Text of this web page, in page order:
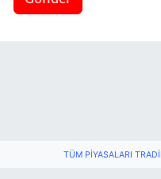
TÜM PIYASALARI